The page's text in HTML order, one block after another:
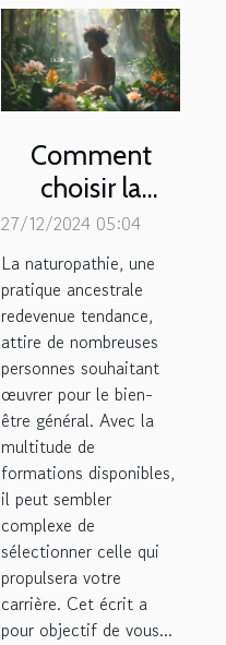
Comment
choisir la
meilleure
formation en
naturopathie
pour votre
carrière
27/12/2024 05:04
La naturopathie, une
pratique ancestrale
redevenue tendance,
attire de nombreuses
personnes souhaitant
œuvrer pour le bien-
être général. Avec la
multitude de
formations disponibles,
il peut sembler
complexe de
sélectionner celle qui
propulsera votre
carrière. Cet écrit a
pour objectif de vous...